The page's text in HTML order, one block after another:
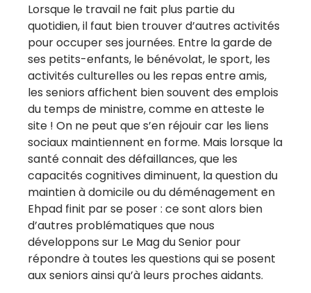
Lorsque le travail ne fait plus partie du
quotidien, il faut bien trouver d’autres activités
pour occuper ses journées. Entre la garde de
ses petits-enfants, le bénévolat, le sport, les
activités culturelles ou les repas entre amis,
les seniors affichent bien souvent des emplois
du temps de ministre, comme en atteste le
site ! On ne peut que s’en réjouir car les liens
sociaux maintiennent en forme. Mais lorsque la
santé connait des défaillances, que les
capacités cognitives diminuent, la question du
maintien à domicile ou du déménagement en
Ehpad finit par se poser : ce sont alors bien
d’autres problématiques que nous
développons sur Le Mag du Senior pour
répondre à toutes les questions qui se posent
aux seniors ainsi qu’à leurs proches aidants.